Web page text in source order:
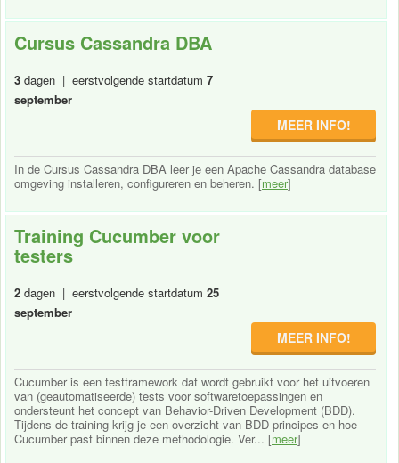
Cursus Cassandra DBA
3 dagen | eerstvolgende startdatum 7
september
MEER INFO!
In de Cursus Cassandra DBA leer je een Apache Cassandra database
omgeving installeren, configureren en beheren. [meer]
Training Cucumber voor
testers
2 dagen | eerstvolgende startdatum 25
september
MEER INFO!
Cucumber is een testframework dat wordt gebruikt voor het uitvoeren
van (geautomatiseerde) tests voor softwaretoepassingen en
ondersteunt het concept van Behavior-Driven Development (BDD).
Tijdens de training krijg je een overzicht van BDD-principes en hoe
Cucumber past binnen deze methodologie. Ver... [meer]